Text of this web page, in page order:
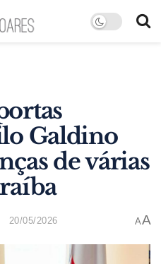
Galdino
de várias
20/05/2026 AA